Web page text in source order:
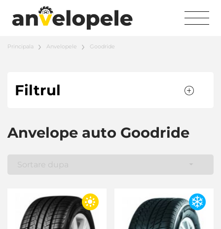
Principala Anvelopele Goodride
Filtrul
Anvelope auto Goodride